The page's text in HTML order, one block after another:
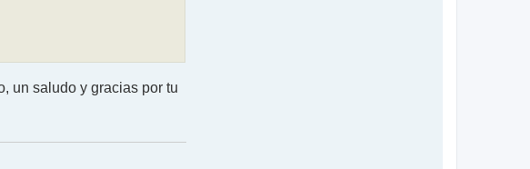
un saludo y gracias por tu